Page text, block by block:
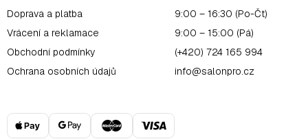
Doprava a platba
Vrácení a reklamace
Obchodní podmínky
Ochrana osobních údajů
9:00 – 16:30 (Po-Čt)
9:00 – 15:00 (Pá)
(+420) 724 165 994
info@salonpro.cz